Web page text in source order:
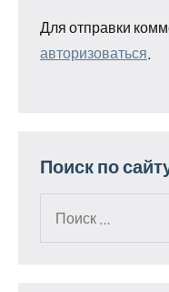
Для отправки
авторизоваться
Поиск по